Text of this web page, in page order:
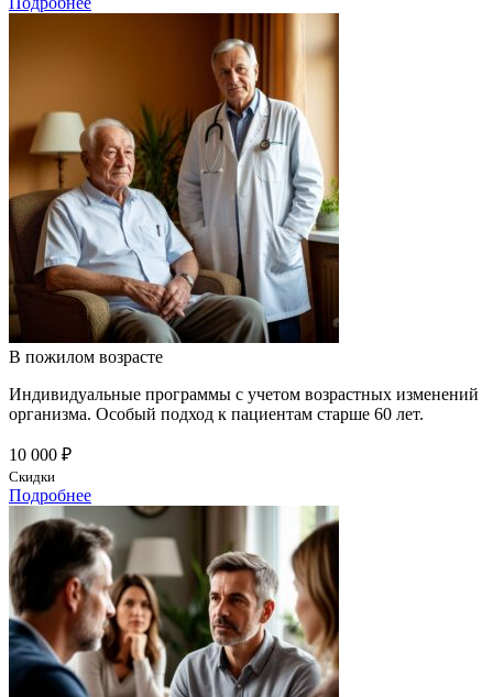
В пожилом возрасте
Индивидуальные программы с учетом возрастных изменений
организма. Особый подход к пациентам старше 60 лет.
10 000 ₽
Скидки
Подробнее